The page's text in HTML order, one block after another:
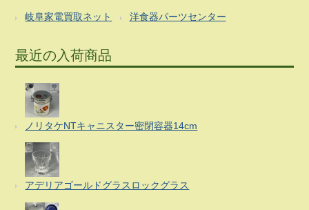
岐阜家電買取ネット 洋食器パーツセンター
最近の入荷商品
ノリタケNTキャニスター密閉容器14cm
アデリアゴールドグラスロックグラス